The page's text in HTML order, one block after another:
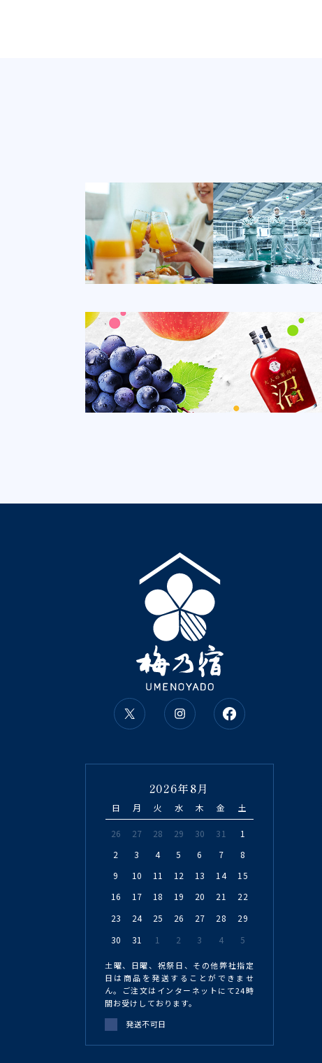
2026年8月
日 月 火 水 木 金 土
26 27 28 29 30 31
1
2
3 4 5 6 7
8
9
10 11 12 13 14
15
16
17 18 19 20 21
22
23
24 25 26 27 28
29
30
31 1 2 3 4 5
土曜、日曜、祝祭日、その他弊社指定
日は商品を発送することができませ
ん。ご注文はインターネットにて24時
間お受けしております。
発送不可日